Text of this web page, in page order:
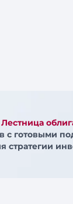
Лестница
с готовыми
стратегии